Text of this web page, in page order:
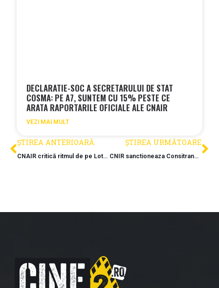
DECLARATIE-SOC A SECRETARULUI DE STAT
COSMA: PE A7, SUNTEM CU 15% PESTE CE
ARATA RAPORTARILE OFICIALE ALE CNAIR
VEZI MAI MULT
ȘTIREA ANTERIOARĂ
CNAIR critică ritmul de pe Lotul 3 al Autostrăzii Bucureștiului. Doar 170 de muncitori pe un șantier strategic
ȘTIREA URMĂTOARE
CNIR sanctioneaza Consitrans cu 4 milioane lei si avertizeaza cu rezilierea contractului autostrazii Ploiesti–Brasov